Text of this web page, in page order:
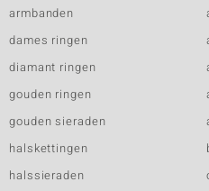
armbanden
dames ringen
diamant ringen
gouden ringen
gouden sieraden
halskettingen
halssieraden